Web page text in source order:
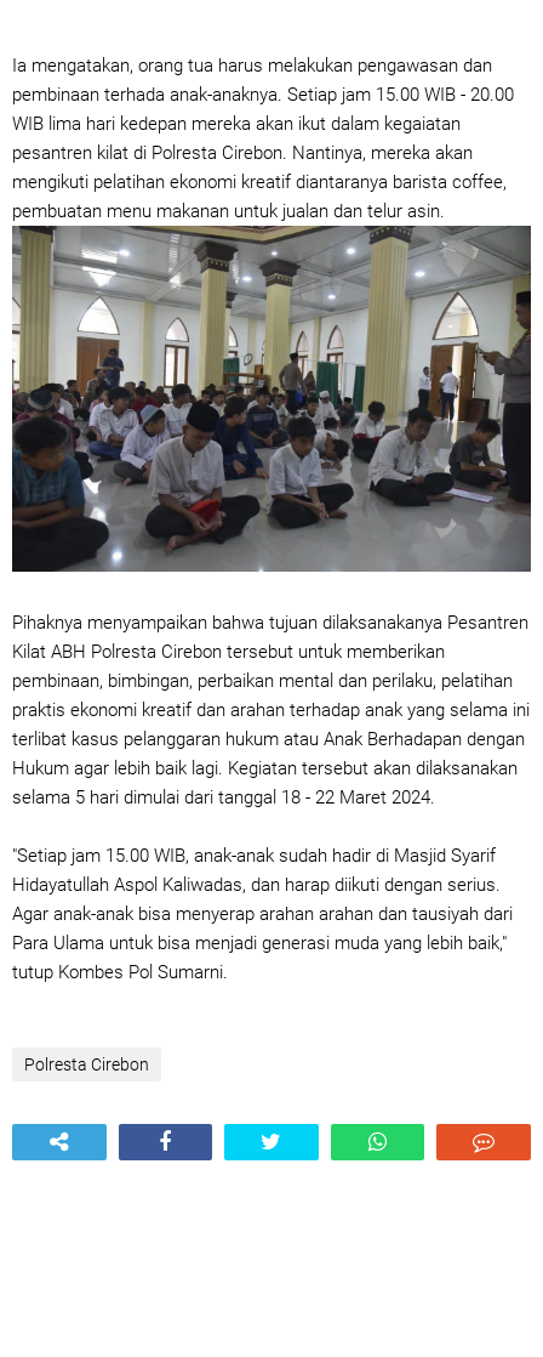
Ia mengatakan, orang tua harus melakukan pengawasan dan
pembinaan terhada anak-anaknya. Setiap jam 15.00 WIB - 20.00
WIB lima hari kedepan mereka akan ikut dalam kegaiatan
pesantren kilat di Polresta Cirebon. Nantinya, mereka akan
mengikuti pelatihan ekonomi kreatif diantaranya barista coffee,
pembuatan menu makanan untuk jualan dan telur asin.
Pihaknya menyampaikan bahwa tujuan dilaksanakanya Pesantren
Kilat ABH Polresta Cirebon tersebut untuk memberikan
pembinaan, bimbingan, perbaikan mental dan perilaku, pelatihan
praktis ekonomi kreatif dan arahan terhadap anak yang selama ini
terlibat kasus pelanggaran hukum atau Anak Berhadapan dengan
Hukum agar lebih baik lagi. Kegiatan tersebut akan dilaksanakan
selama 5 hari dimulai dari tanggal 18 - 22 Maret 2024.
"Setiap jam 15.00 WIB, anak-anak sudah hadir di Masjid Syarif
Hidayatullah Aspol Kaliwadas, dan harap diikuti dengan serius.
Agar anak-anak bisa menyerap arahan arahan dan tausiyah dari
Para Ulama untuk bisa menjadi generasi muda yang lebih baik,"
tutup Kombes Pol Sumarni.
Polresta Cirebon